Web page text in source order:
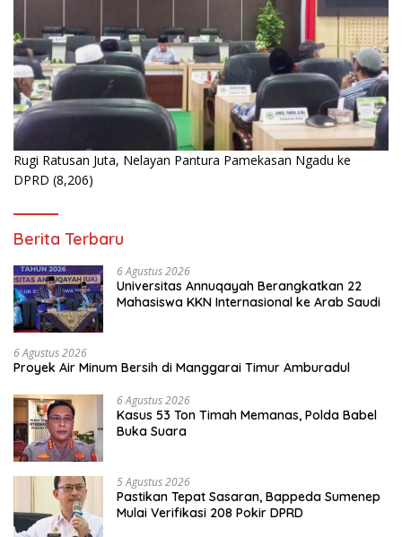
Rugi Ratusan Juta, Nelayan Pantura Pamekasan Ngadu ke
DPRD (8,206)
Berita Terbaru
6 Agustus 2026
Universitas Annuqayah Berangkatkan 22
Mahasiswa KKN Internasional ke Arab Saudi
6 Agustus 2026
Proyek Air Minum Bersih di Manggarai Timur Amburadul
6 Agustus 2026
Kasus 53 Ton Timah Memanas, Polda Babel
Buka Suara
5 Agustus 2026
Pastikan Tepat Sasaran, Bappeda Sumenep
Mulai Verifikasi 208 Pokir DPRD